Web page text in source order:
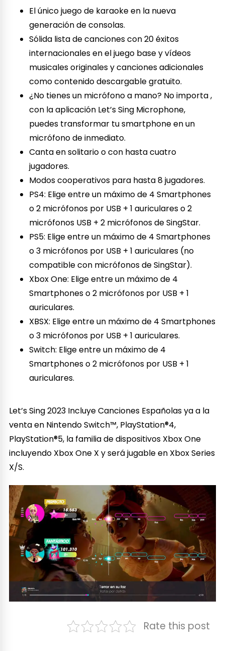
El único juego de karaoke en la nueva
generación de consolas.
Sólida lista de canciones con 20 éxitos
internacionales en el juego base y vídeos
musicales originales y canciones adicionales
como contenido descargable gratuito.
¿No tienes un micrófono a mano? No importa ,
con la aplicación Let’s Sing Microphone,
puedes transformar tu smartphone en un
micrófono de inmediato.
Canta en solitario o con hasta cuatro
jugadores.
Modos cooperativos para hasta 8 jugadores.
PS4: Elige entre un máximo de 4 Smartphones
o 2 micrófonos por USB + 1 auriculares o 2
micrófonos USB + 2 micrófonos de SingStar.
PS5: Elige entre un máximo de 4 Smartphones
o 3 micrófonos por USB + 1 auriculares (no
compatible con micrófonos de SingStar).
Xbox One: Elige entre un máximo de 4
Smartphones o 2 micrófonos por USB + 1
auriculares.
XBSX: Elige entre un máximo de 4 Smartphones
o 3 micrófonos por USB + 1 auriculares.
Switch: Elige entre un máximo de 4
Smartphones o 2 micrófonos por USB + 1
auriculares.
Let’s Sing 2023 Incluye Canciones Españolas ya a la
venta en Nintendo Switch™, PlayStation®4,
PlayStation®5, la familia de dispositivos Xbox One
incluyendo Xbox One X y será jugable en Xbox Series
X/S.
Rate this post